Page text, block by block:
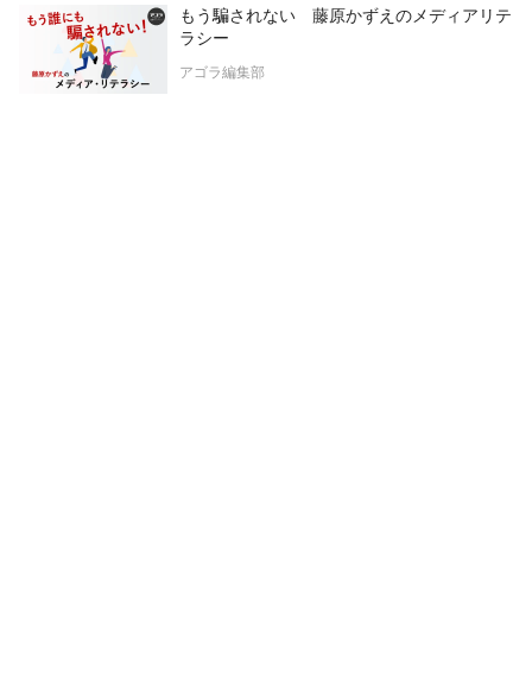
もう騙されない 藤原かずえのメディアリテ
ラシー
アゴラ編集部